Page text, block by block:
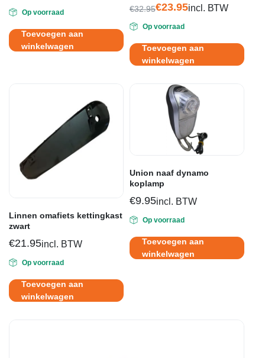
prijs
was:
€21.95.
prijs
is:
€15.95.
Op voorraad
Toevoegen aan
winkelwagen
€32.95
prijs
was:
€32.95.
€23.95
prijs
is:
€23.95.
incl. BTW
Op voorraad
Toevoegen aan
winkelwagen
Linnen omafiets kettingkast
zwart
€21.95incl. BTW
Op voorraad
Toevoegen aan
winkelwagen
Union naaf dynamo
koplamp
€9.95incl. BTW
Op voorraad
Toevoegen aan
winkelwagen